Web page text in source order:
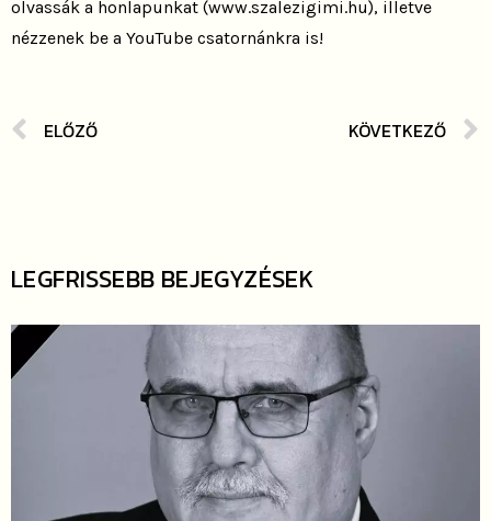
olvassák a honlapunkat (www.szalezigimi.hu), illetve
nézzenek be a YouTube csatornánkra is!
ELŐZŐ KÖVETKEZŐ
LEGFRISSEBB BEJEGYZÉSEK